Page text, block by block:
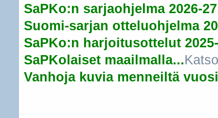
SaPKo:n sarjaohjelma 2026-
Suomi-sarjan otteluohjelma
SaPKo:n harjoitusottelut
SaPKolaiset maailmalla...
Vanhoja kuvia menneiltä